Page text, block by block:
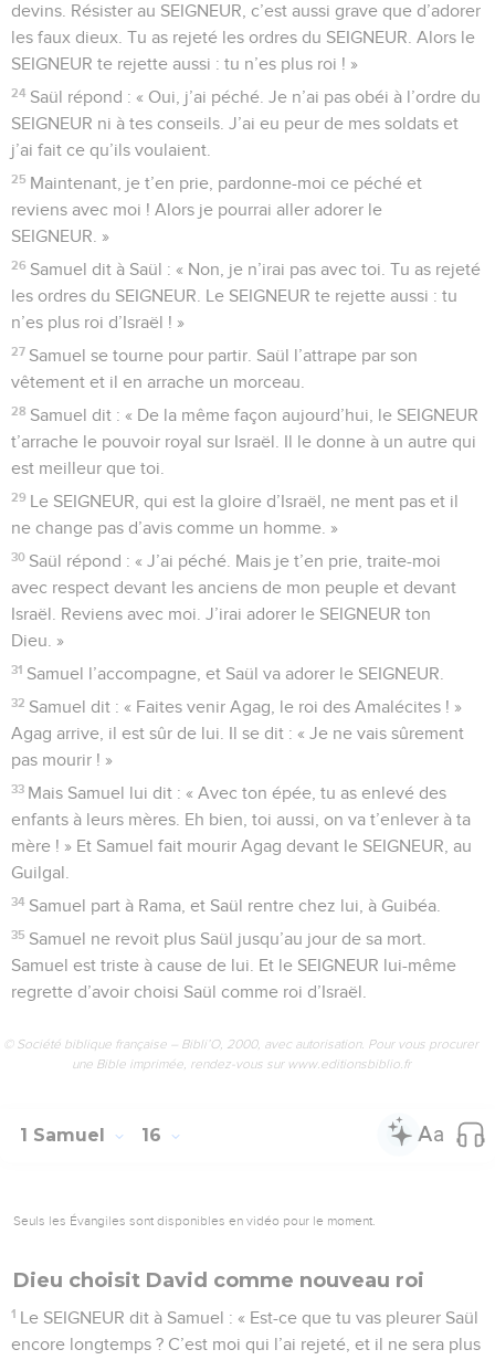
devins. Résister au SEIGNEUR, c’est aussi grave que d’adorer
les faux dieux. Tu as rejeté les ordres du SEIGNEUR. Alors le
SEIGNEUR te rejette aussi : tu n’es plus roi ! »
24 Saül répond : « Oui, j’ai péché. Je n’ai pas obéi à l’ordre du
SEIGNEUR ni à tes conseils. J’ai eu peur de mes soldats et
j’ai fait ce qu’ils voulaient.
25 Maintenant, je t’en prie, pardonne-moi ce péché et
reviens avec moi ! Alors je pourrai aller adorer le
SEIGNEUR. »
26 Samuel dit à Saül : « Non, je n’irai pas avec toi. Tu as rejeté
les ordres du SEIGNEUR. Le SEIGNEUR te rejette aussi : tu
n’es plus roi d’Israël ! »
27 Samuel se tourne pour partir. Saül l’attrape par son
vêtement et il en arrache un morceau.
28 Samuel dit : « De la même façon aujourd’hui, le SEIGNEUR
t’arrache le pouvoir royal sur Israël. Il le donne à un autre qui
est meilleur que toi.
29 Le SEIGNEUR, qui est la gloire d’Israël, ne ment pas et il
ne change pas d’avis comme un homme. »
30 Saül répond : « J’ai péché. Mais je t’en prie, traite-moi
avec respect devant les anciens de mon peuple et devant
Israël. Reviens avec moi. J’irai adorer le SEIGNEUR ton
Dieu. »
31 Samuel l’accompagne, et Saül va adorer le SEIGNEUR.
32 Samuel dit : « Faites venir Agag, le roi des Amalécites ! »
Agag arrive, il est sûr de lui. Il se dit : « Je ne vais sûrement
pas mourir ! »
33 Mais Samuel lui dit : « Avec ton épée, tu as enlevé des
enfants à leurs mères. Eh bien, toi aussi, on va t’enlever à ta
mère ! » Et Samuel fait mourir Agag devant le SEIGNEUR, au
Guilgal.
34 Samuel part à Rama, et Saül rentre chez lui, à Guibéa.
35 Samuel ne revoit plus Saül jusqu’au jour de sa mort.
Samuel est triste à cause de lui. Et le SEIGNEUR lui-même
regrette d’avoir choisi Saül comme roi d’Israël.
© Société biblique française – Bibli’O, 2000, avec autorisation. Pour vous procurer
une Bible imprimée, rendez-vous sur www.editionsbiblio.fr
1 Samuel 16
Seuls les Évangiles sont disponibles en vidéo pour le moment.
Dieu choisit David comme nouveau roi
1 Le SEIGNEUR dit à Samuel : « Est-ce que tu vas pleurer Saül
encore longtemps ? C’est moi qui l’ai rejeté, et il ne sera plus